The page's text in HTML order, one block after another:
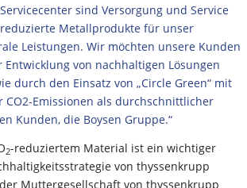
sind Versorgung und Service
Metallprodukte für unser
Leistungen. Wir möchten unsere Kunden
von nachhaltigen Lösungen
durch den Einsatz von „Circle Green“ mit
CO2-Emissionen als durchschnittlicher
Kunden, die Boysen Gruppe.“
2-reduziertem Material ist ein wichtiger
von thyssenkrupp
Muttergesellschaft von thyssenkrupp